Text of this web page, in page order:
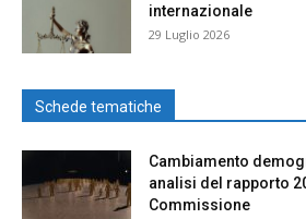
internazionale
29 Luglio 2026
Schede tematiche
Cambiamento
analisi del rapporto
Commissione